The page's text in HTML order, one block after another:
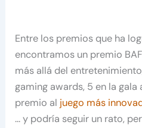
Entre los premios que ha
encontramos un premio
más allá del
gaming awards, 5 en la gala
premio al juego más
… y podría seguir un rato,